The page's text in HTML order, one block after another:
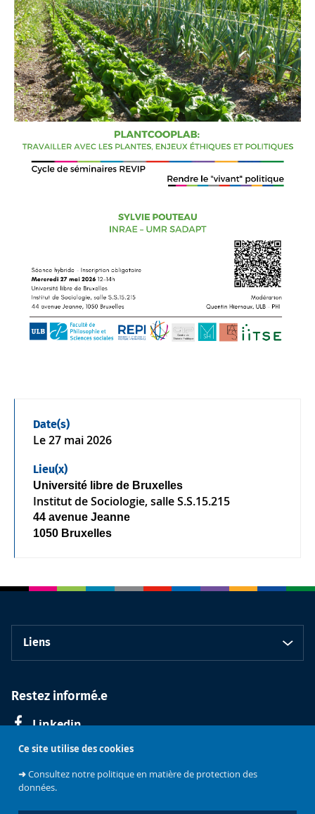
Ce site utilise des cookies
➜Consultez notre politique en matière de protection des
données.
Date(s)
Le27 mai 2026
Lieu(x)
Université libre de Bruxelles
Institut de Sociologie, salle S.S.15.215
44 avenue Jeanne
1050 Bruxelles
Liens
Restez informé.e
Linkedin